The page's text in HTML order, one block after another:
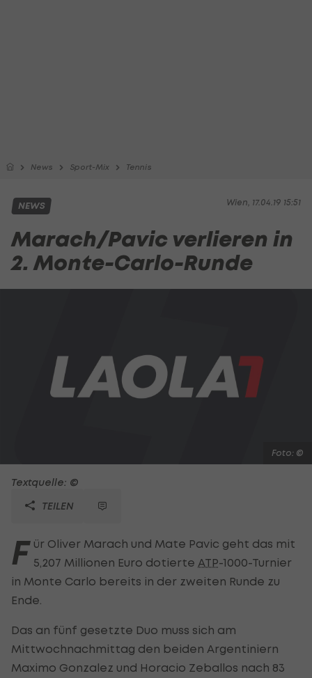
News Sport-Mix Tennis
Wien, 17.04.19 15:51
NEWS
Marach/Pavic verlieren in
2. Monte-Carlo-Runde
Foto: ©
Textquelle: ©
TEILEN
F ür Oliver Marach und Mate Pavic geht das mit
5,207 Millionen Euro dotierte ATP-1000-Turnier
in Monte Carlo bereits in der zweiten Runde zu
Ende.
Das an fünf gesetzte Duo muss sich am
Mittwochnachmittag den beiden Argentiniern
Maximo Gonzalez und Horacio Zeballos nach 83